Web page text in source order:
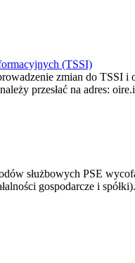
(TSSI)
zmian do TSSI
przesłać na adres:
służbowych PSE
gospodarcze i